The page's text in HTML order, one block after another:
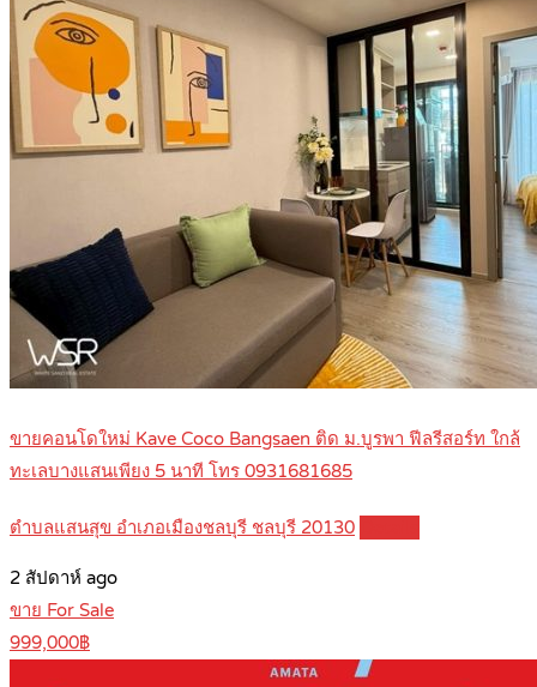
ขายคอนโดใหม่ Kave Coco Bangsaen ติด ม.บูรพา ฟีลรีสอร์ท ใกล้
ทะเลบางแสนเพียง 5 นาที โทร 0931681685
ตำบลแสนสุข อำเภอเมืองชลบุรี ชลบุรี 20130
2 สัปดาห์ ago
ขาย For Sale
999,000฿